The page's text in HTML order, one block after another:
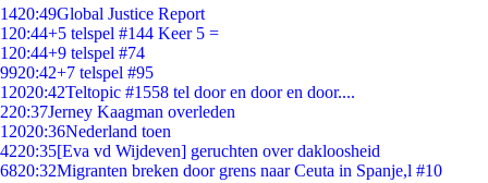
1420:49Global Justice Report
1 20:44+5 telspel #144 Keer 5 =
1 20:44+9 telspel #74
9920:42+7 telspel #95
12020:42Teltopic #1558 tel door en door en door....
220:37Jerney Kaagman overleden
12020:36Nederland toen
4220:35[Eva vd Wijdeven] geruchten over dakloosheid
6820:32Migranten breken door grens naar Ceuta in Spanje,l #10